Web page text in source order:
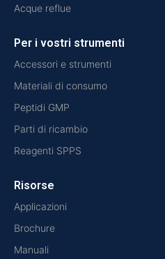
Acque reflue
Per i vostri strumenti
Accessori e strumenti
Materiali di consumo
Peptidi GMP
Parti di ricambio
Reagenti SPPS
Risorse
Applicazioni
Brochure
Manuali